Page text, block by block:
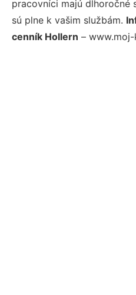
pracovníci majú dlhoročné
sú plne k vašim službám.
cenník Hollern –